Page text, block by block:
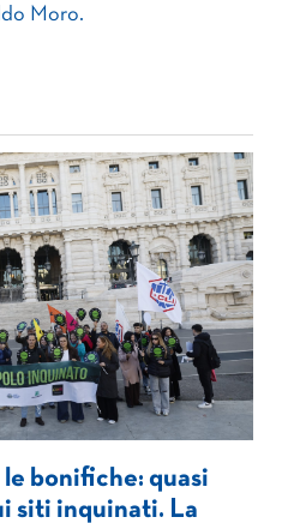
Moro.
le bonifiche: quasi
siti inquinati. La